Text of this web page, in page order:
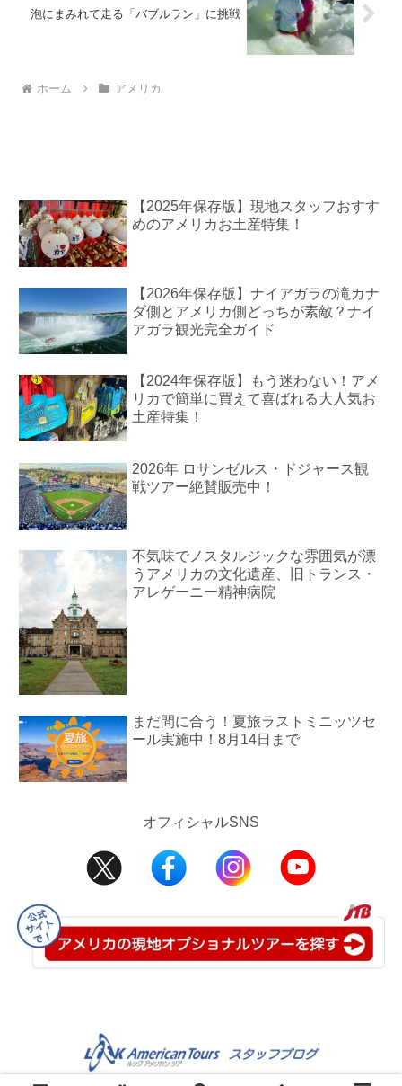
泡にまみれて走る「バブルラン」に挑戦
ホーム アメリカ
【2025年保存版】現地スタッフおすす
めのアメリカお土産特集！
【2026年保存版】ナイアガラの滝カナ
ダ側とアメリカ側どっちが素敵？ナイ
アガラ観光完全ガイド
【2024年保存版】もう迷わない！アメ
リカで簡単に買えて喜ばれる大人気お
土産特集！
2026年 ロサンゼルス・ドジャース観
戦ツアー絶賛販売中！
不気味でノスタルジックな雰囲気が漂
うアメリカの文化遺産、旧トランス・
アレゲーニー精神病院
まだ間に合う！夏旅ラストミニッツセ
ール実施中！8月14日まで
オフィシャルSNS